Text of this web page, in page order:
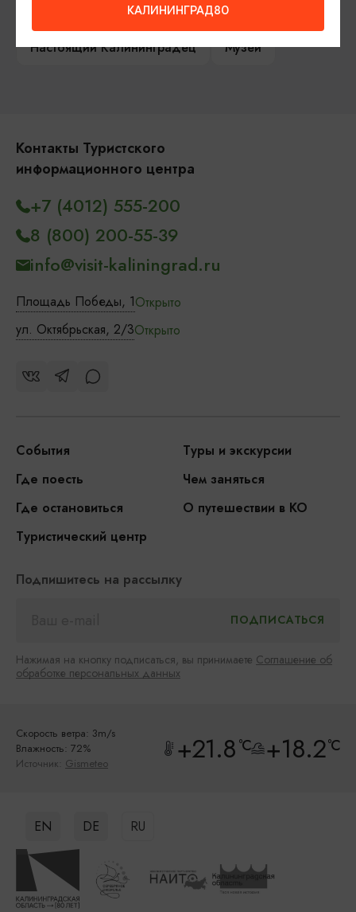
Компас Балтийской кухни
Настоящий Калининградец
Музеи
Контакты Туристского
информационного центра
Площадь Победы, 1Открыто
ул. Октябрьская, 2/3Открыто
+7 (4012) 555-200
8 (800) 200-55-39
info@visit-kaliningrad.ru
События
Туры и экскурсии
Где поесть
Чем заняться
Где остановиться
О путешествии в КО
Туристический центр
Подпишитесь на рассылку
Нажимая на кнопку подписаться, вы принимаете Соглашение об
обработке персональных данных
Скорость ветра: 3m/s
Влажность: 72%
Источник: Gismeteo +21.8°C +18.2°C
EN DE RU
КАЛИНИНГРАД80